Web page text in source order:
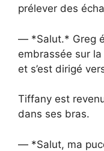
prélever des
— *Salut.* Greg
embrassée sur
et s’est dirigé
Tiffany est
dans ses bras.
— *Salut, ma